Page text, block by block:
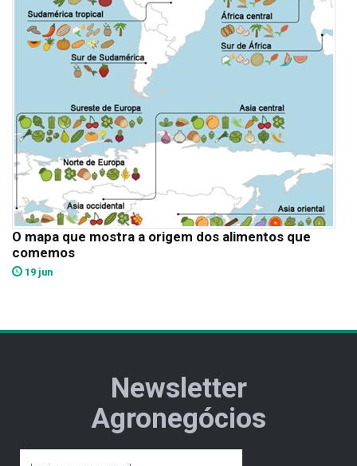
O mapa que mostra a origem dos alimentos que
comemos
19 jun
Newsletter
Agronegócios